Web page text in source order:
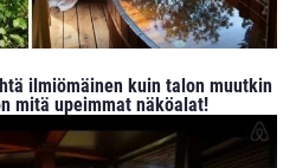
ilmiömäinen kuin talon muutkin
mitä upeimmat näköalat!